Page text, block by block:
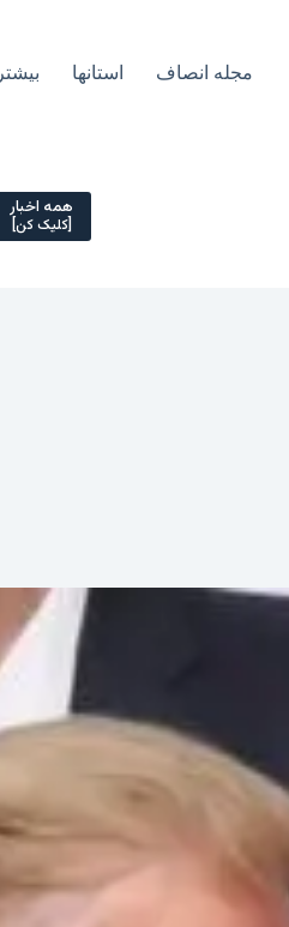
مجله انصاف استانها بیشتر
همه اخبار
[کلیک کن]